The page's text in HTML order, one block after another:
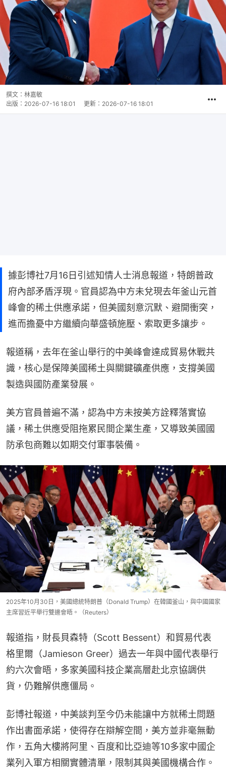
撰文： 林嘉敏
出版： 2026-07-16 18:01 更新： 2026-07-16 18:01
據彭博社7月16日引述知情人士消息報道，特朗普政
府內部矛盾浮現。官員認為中方未兌現去年釜山元首
峰會的稀土供應承諾，但美國刻意沉默、避開衝突，
進而擔憂中方繼續向華盛頓施壓、索取更多讓步。
報道稱，去年在釜山舉行的中美峰會達成貿易休戰共
識，核心是保障美國稀土與關鍵礦產供應，支撐美國
製造與國防產業發展。
美方官員普遍不滿，認為中方未按美方詮釋落實協
議，稀土供應受阻拖累民間企業生產，又導致美國國
防承包商難以如期交付軍事裝備。
2025年10月30日，美國總統特朗普（Donald Trump）在韓國釜山，與中國國家
主席習近平舉行雙邊會晤。（Reuters）
報道指，財長貝森特（Scott Bessent）和貿易代表
格里爾（Jamieson Greer）過去一年與中國代表舉行
約六次會晤，多家美國科技企業高層赴北京協調供
貨，仍難解供應僵局。
彭博社報道，中美談判至今仍未能讓中方就稀土問題
作出書面承諾，使得存在辯解空間，美方並非毫無動
作，五角大樓將阿里、百度和比亞迪等10多家中國企
業列入軍方相關實體清單，限制其與美國機構合作。